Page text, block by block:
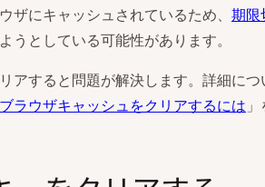
ザにキャッシュされているため、 期限
うとしている可能性があります。
アすると問題が解決します。詳細につ
ラウザキャッシュをクリアするには